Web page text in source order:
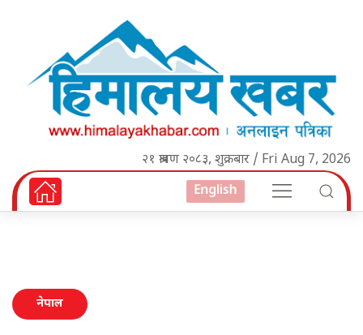
२१ श्रावण २०८३, शुक्रबार / Fri Aug 7, 2026
English
नेपाल